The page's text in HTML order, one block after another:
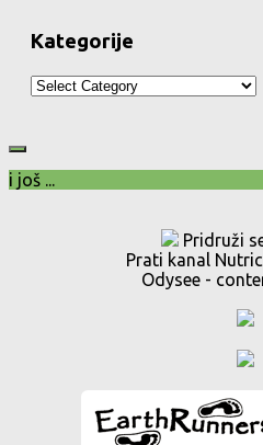
Kategorije
Kategorije
i još ...
Pridruži
Prati kanal
Odysee -